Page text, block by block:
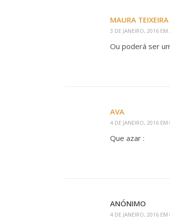
MAURA TEIXEIRA
3 DE JANEIRO, 2016 EM
Ou poderá ser
AVA
4 DE JANEIRO, 2016 EM
Que azar :
ANÓNIMO
4 DE JANEIRO, 2016 EM